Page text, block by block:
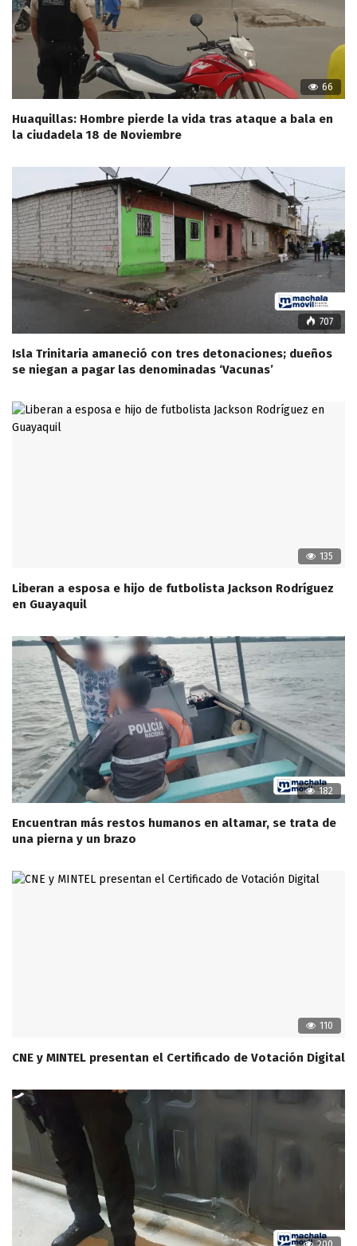
66
Huaquillas: Hombre pierde la vida tras ataque a bala en
la ciudadela 18 de Noviembre
707
Isla Trinitaria amaneció con tres detonaciones; dueños
se niegan a pagar las denominadas ‘Vacunas’
135
Liberan a esposa e hijo de futbolista Jackson Rodríguez
en Guayaquil
182
Encuentran más restos humanos en altamar, se trata de
una pierna y un brazo
110
CNE y MINTEL presentan el Certificado de Votación Digital